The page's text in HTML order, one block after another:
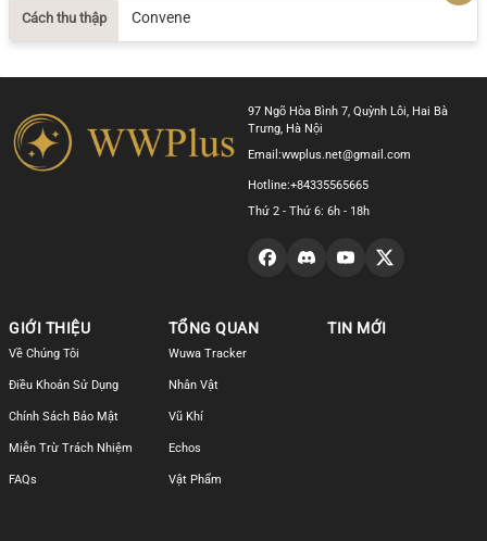
Cách thu thập Convene
97 Ngõ Hòa Bình 7, Quỳnh Lôi, Hai Bà
Trưng, Hà Nội
Email:wwplus.net@gmail.com
Hotline:+84335565665
Thứ 2 - Thứ 6: 6h - 18h
GIỚI THIỆU
Về Chúng Tôi
Điều Khoản Sử Dụng
Chính Sách Bảo Mật
Miễn Trừ Trách Nhiệm
FAQs
TỔNG QUAN
Wuwa Tracker
Nhân Vật
Vũ Khí
Echos
Vật Phẩm
TIN MỚI